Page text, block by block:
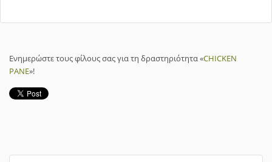
Ενημερώστε τους φίλους σας για τη δραστηριότητα «CHICKEN
PANE»!